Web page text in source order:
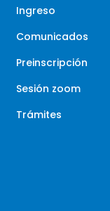
Ingreso
Comunicados
Preinscripción
Sesión zoom
Trámites